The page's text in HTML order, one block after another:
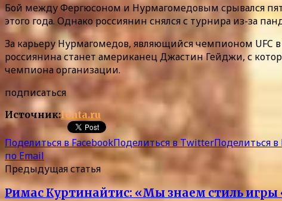
Бой между Фергюсоном и Нурмагомедовым срывался
этого года. Однако россиянин снялся с турнира из-за
За карьеру Нурмагомедов, являющийся чемпионом
россиянина станет американец Джастин Гейджи, с
чемпиона организации.
подписаться
Источник:lenta.ru
Поделиться в FacebookПоделиться в TwitterПоделиться
по Email
Предыдущая статья
Римас Куртинайтис: «Мы знаем стиль